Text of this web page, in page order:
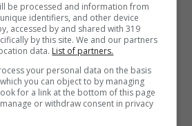
platea delle beneficiarie si
accedere solo 2.900
molto basso considerando
INPS, l’anno scorso a
be processed and information from
identifiers, and other device
accessed by and shared with 319
by this site. We and our partners
data. List of partners.
your personal data on the basis
you can object to by managing
for a link at the bottom of this page
or withdraw consent in privacy